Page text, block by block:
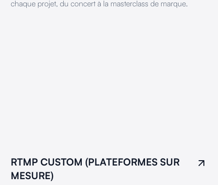
chaque projet, du concert à la masterclass de marque.
RTMP CUSTOM (PLATEFORMES SUR
MESURE)